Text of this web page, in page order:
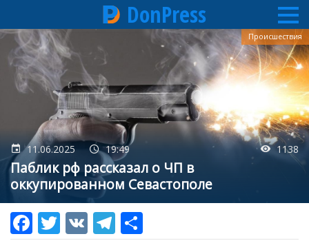
Перейти
основному
содержанию
DonPress
11.06.2025 19:49 1138
Паблик рф рассказал о ЧП в
оккупированном Севастополе
Происшествия